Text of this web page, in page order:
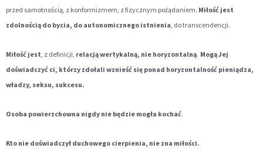
przed samotnością, z konformizmem, z fizycznym pożądaniem. Miłość jest
zdolnością do bycia, do autonomicznego istnienia, do transcendencji.
Miłość jest, z definicji, relacją wertykalną, nie horyzontalną. Mogą Jej
doświadczyć ci, którzy zdołali wznieść się ponad horyzontalność pieniądza,
władzy, seksu, sukcesu.
Osoba powierzchowna nigdy nie będzie mogła kochać.
Kto nie doświadczył duchowego cierpienia, nie zna miłości.